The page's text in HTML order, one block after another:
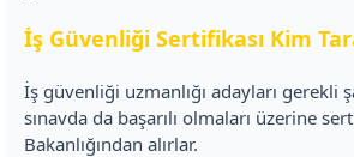
İş Güvenliği Sertifikası Kim
İş güvenliği uzmanlığı adayları gerekli
sınavda da başarılı olmaları üzerine
Bakanlığından alırlar.